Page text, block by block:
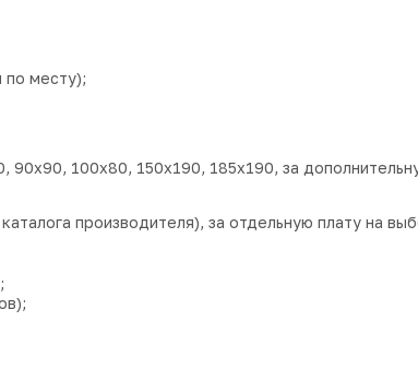
по месту);
100х80, 150х190, 185х190, за
производителя), за отдельную плату на